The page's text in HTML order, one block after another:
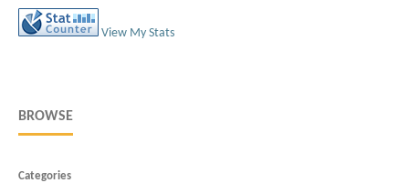
View My Stats
BROWSE
Categories